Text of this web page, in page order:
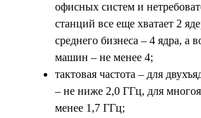
офисных систем и
станций все еще хватает 2
среднего бизнеса – 4 ядра, а
машин – не менее 4;
тактовая частота – для
– не ниже 2,0 ГГц, для
менее 1,7 ГГц;